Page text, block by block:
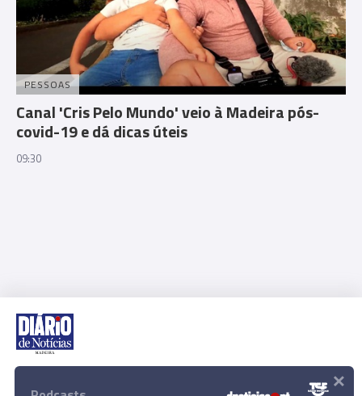
PESSOAS
Canal 'Cris Pelo Mundo' veio à Madeira pós-
covid-19 e dá dicas úteis
09:30
Rua Dr. Fernão de Ornelas, 56 - 3º
×